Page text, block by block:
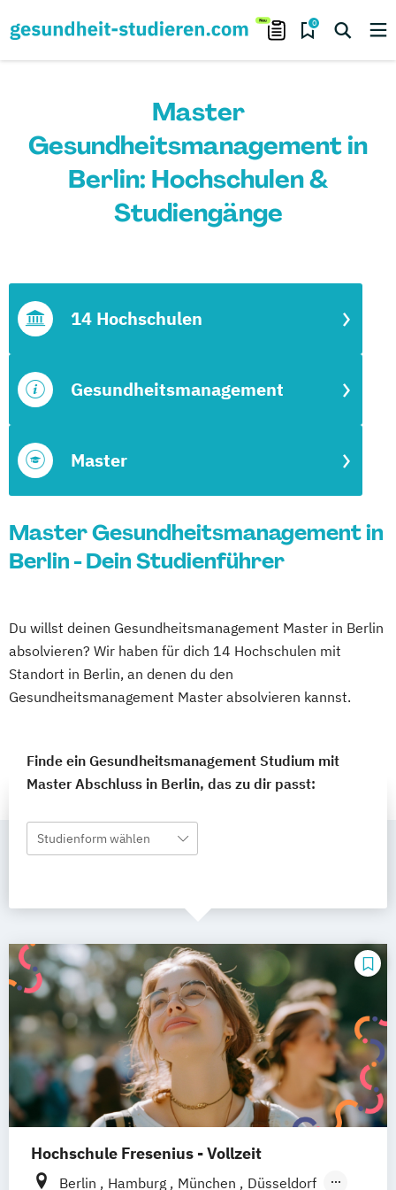
0
Master
Gesundheitsmanagement in
Berlin: Hochschulen &
Studiengänge
Master
Gesundheitsmanagement
14 Hochschulen
Master Gesundheitsmanagement in
Berlin - Dein Studienführer
Du willst deinen Gesundheitsmanagement Master in Berlin
absolvieren? Wir haben für dich 14 Hochschulen mit
Standort in Berlin, an denen du den
Gesundheitsmanagement Master absolvieren kannst.
Finde ein Gesundheitsmanagement Studium mit
Master Abschluss in Berlin, das zu dir passt:
Studienform wählen
Hochschule Fresenius - Vollzeit
Berlin Hamburg München
Düsseldorf